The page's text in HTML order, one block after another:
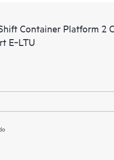
Container Platform 2
E‑LTU